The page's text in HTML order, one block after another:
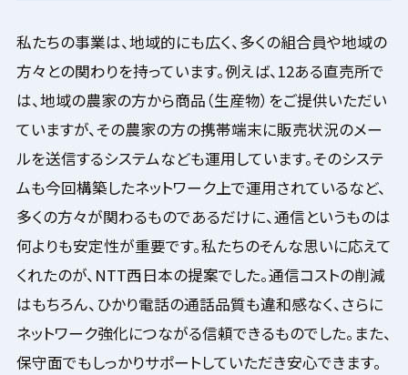
私たちの事業は、地域的にも広く、多くの組合員や地域の
方々との関わりを持っています。例えば、12ある直売所で
は、地域の農家の方から商品（生産物）をご提供いただい
ていますが、その農家の方の携帯端末に販売状況のメー
ルを送信するシステムなども運用しています。そのシステ
ムも今回構築したネットワーク上で運用されているなど、
多くの方々が関わるものであるだけに、通信というものは
何よりも安定性が重要です。私たちのそんな思いに応えて
くれたのが、NTT西日本の提案でした。通信コストの削減
はもちろん、ひかり電話の通話品質も違和感なく、さらに
ネットワーク強化につながる信頼できるものでした。また、
保守面でもしっかりサポートしていただき安心できます。